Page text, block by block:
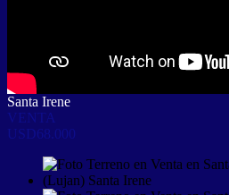
Santa Irene
VENTA
USD68.000